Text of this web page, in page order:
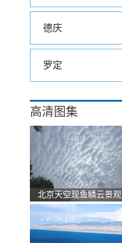
德庆
罗定
高清图集
北京天空现鱼鳞云景观